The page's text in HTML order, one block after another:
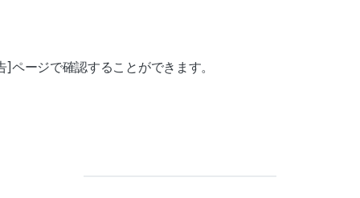
ページで確認することができます。